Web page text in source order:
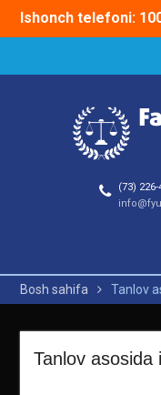
Ishonch telefoni:
(73) 226-
Bosh sahifa Tanlov
Tanlov asosida